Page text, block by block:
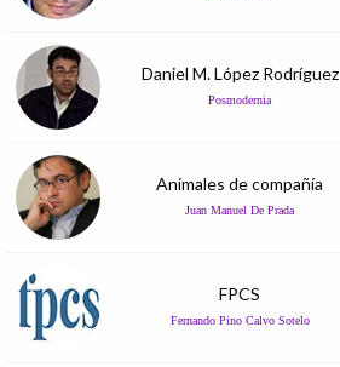
Daniel M. López Rodríguez
Posmodernia
Animales de compañía
Juan Manuel De Prada
FPCS
Fernando Pino Calvo Sotelo